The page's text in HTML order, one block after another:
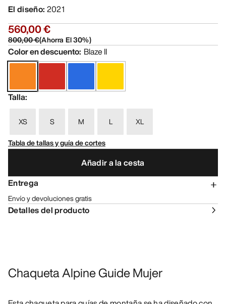
El diseño: 2021
560,00 €
800,00 €(Ahorra El30%)
Color en descuento: Blaze II
Talla:
XS S M L
XL
Tabla de tallas y guía de cortes
Añadir a la cesta
Entrega
Envío y devoluciones gratis
Detalles del producto
Chaqueta Alpine Guide Mujer